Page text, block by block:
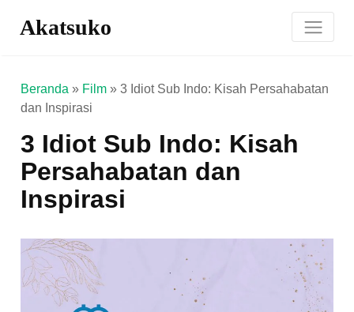
Akatsuko
Beranda » Film »3 Idiot Sub Indo: Kisah Persahabatan
dan Inspirasi
3 Idiot Sub Indo: Kisah
Persahabatan dan
Inspirasi